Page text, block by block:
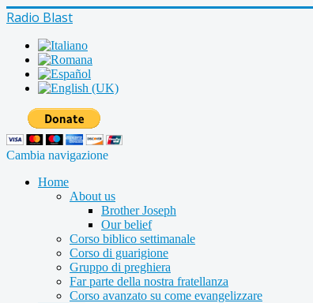
Radio Blast
Cambia navigazione
Home
About us
Brother Joseph
Our belief
Corso biblico settimanale
Corso di guarigione
Gruppo di preghiera
Far parte della nostra fratellanza
Corso avanzato su come evangelizzare